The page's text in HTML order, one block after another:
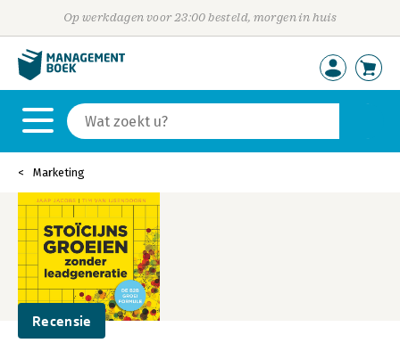
Op werkdagen voor 23:00 besteld, morgen in huis
Marketing
Recensie